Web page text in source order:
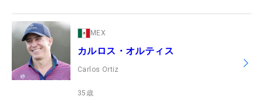
MEX
カルロス・オルティス
Carlos Ortiz
35 歳